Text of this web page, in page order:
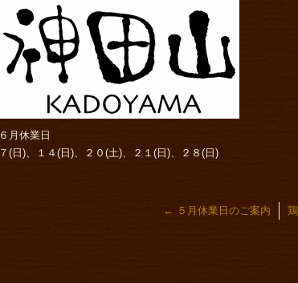
６月休業日
７(日)、１４(日)、２０(土)、２１(日)、２８(日)
← ５月休業日のご案内